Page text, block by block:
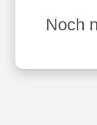
Noch